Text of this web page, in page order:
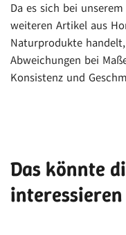
Da es sich bei
weiteren Artikel aus
Naturprodukte
Abweichungen bei
Konsistenz und
Das könnte
interessieren